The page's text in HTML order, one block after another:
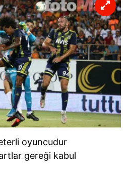
oyuncudur
gereği kabul